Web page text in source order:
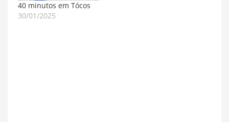
40 minutos em Tócos
30/01/2025